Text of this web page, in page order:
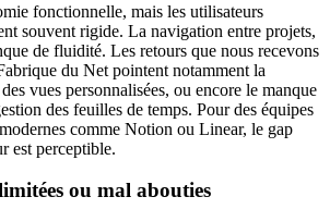
fonctionnelle, mais les utilisateurs
souvent rigide. La navigation entre projets,
de fluidité. Les retours que nous recevons
du Net pointent notamment la
vues personnalisées, ou encore le manque
des feuilles de temps. Pour des équipes
comme Notion ou Linear, le gap
est perceptible.
ou mal abouties